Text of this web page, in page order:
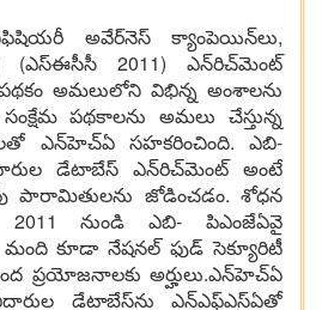
అవేర్‌నెస్ క్యాంపెయిన్‌లు,
2011) ఎన్‌రిచ్‌మెంట్
అమలులోని విభిన్న అంశాలను
పథకాలను అమలు చేస్తున్న
ఎన్‌హెచ్‌ఏ సహకరించింది. ఎబి-
డేటాబేస్ ఎన్‌రిచ్‌మెంట్ అంటే
పారామితులను జోడించడం. శోధన
నుండి ఎబి- పిఎంజేఏవై
మంది కూడా నేషనల్ ఫుడ్ సెక్యూరిటీ
ప్రయోజనాలకు అర్హులు.ఎన్‌హెచ్‌ఏ
డేటాబేస్‌ను ఎన్‌ఎఫ్‌ఎస్‌ఏతో